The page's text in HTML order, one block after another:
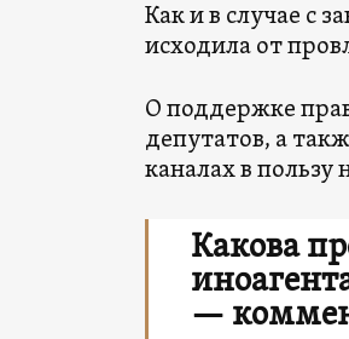
Как и в случае с
исходила от
О поддержке
депутатов, а
каналах в пользу
Какова
—